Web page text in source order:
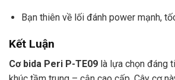
Bạn thiên về lối đánh power mạnh,
Kết Luận
Cơ bida Peri P-TE09 là lựa chọn đáng